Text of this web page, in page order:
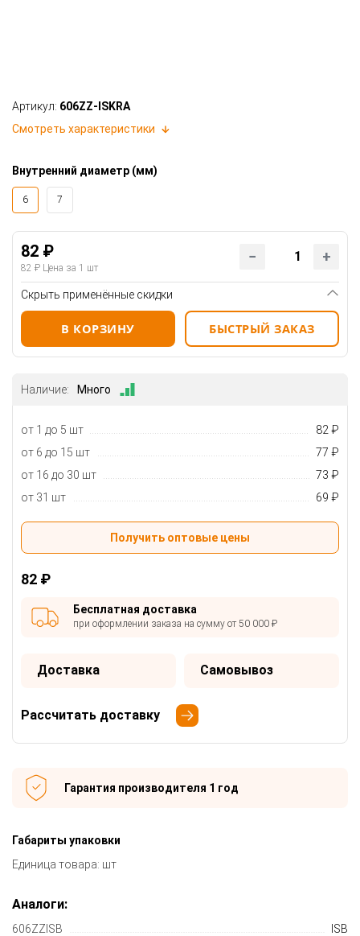
Артикул: 606ZZ-ISKRA
Смотреть характеристики
Внутренний диаметр (мм)
6 7
82 ₽
82 ₽ Цена за 1 шт
Скрыть применённые скидки
В КОРЗИНУ БЫСТРЫЙ ЗАКАЗ
Наличие: Много
от 1 до 5 шт
82 ₽
от 6 до 15 шт
77 ₽
от 16 до 30 шт
73 ₽
от 31 шт
69 ₽
Получить оптовые цены
82 ₽
Бесплатная доставка
при оформлении заказа на сумму от 50 000 ₽
Доставка Самовывоз
Рассчитать доставку
Гарантия производителя 1 год
Габариты упаковки
Единица товара: шт
Аналоги:
606ZZISB ISB